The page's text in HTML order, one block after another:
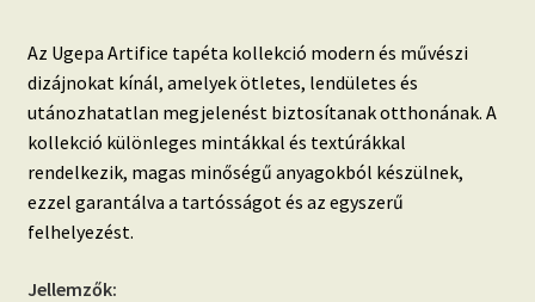
Az Ugepa Artifice tapéta kollekció modern és művészi
dizájnokat kínál, amelyek ötletes, lendületes és
utánozhatatlan megjelenést biztosítanak otthonának. A
kollekció különleges mintákkal és textúrákkal
rendelkezik, magas minőségű anyagokból készülnek,
ezzel garantálva a tartósságot és az egyszerű
felhelyezést.
Jellemzők: